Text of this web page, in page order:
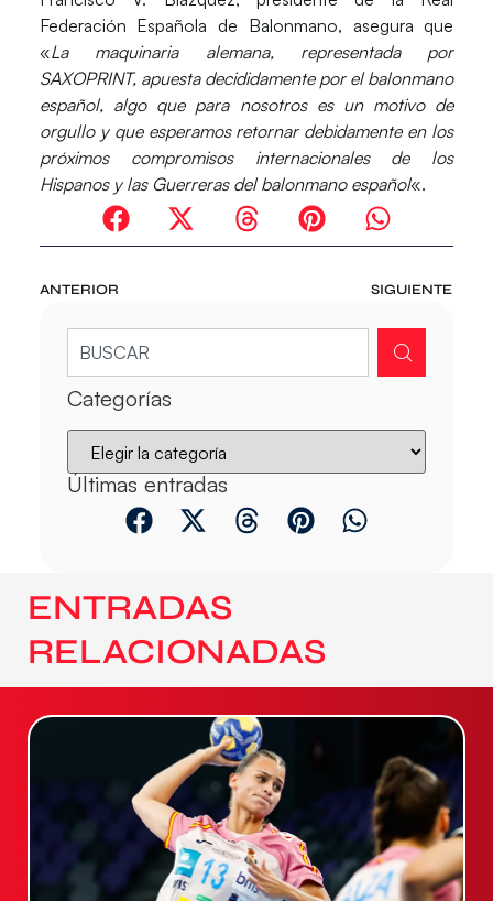
Federación Española de Balonmano, asegura que
«La maquinaria alemana, representada por
SAXOPRINT, apuesta decididamente por el balonmano
español, algo que para nosotros es un motivo de
orgullo y que esperamos retornar debidamente en los
próximos compromisos internacionales de los
Hispanos y las Guerreras del balonmano español«.
ANTERIOR SIGUIENTE
Categorías
Últimas entradas
ENTRADAS
RELACIONADAS